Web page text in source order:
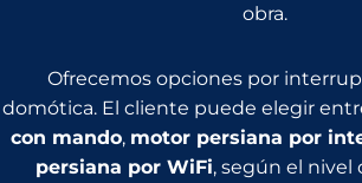
obra.
Ofrecemos opciones por
domótica. El cliente puede elegir
con mando, motor persiana por
persiana por WiFi, según el